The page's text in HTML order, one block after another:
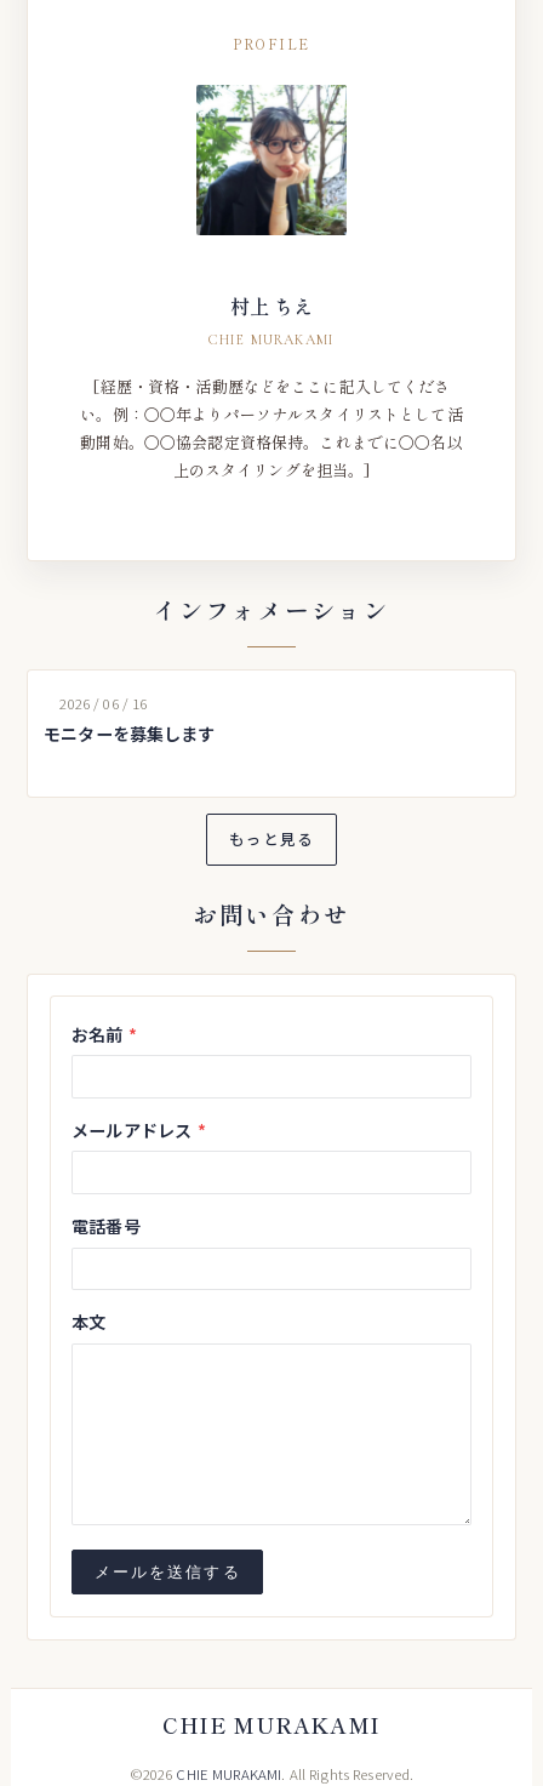
PROFILE
村上 ちえ
CHIE MURAKAMI
[経歴・資格・活動歴などをここに記入してくださ
い。例：〇〇年よりパーソナルスタイリストとして活
動開始。〇〇協会認定資格保持。これまでに〇〇名以
上のスタイリングを担当。]
インフォメーション
2026/06/ 16
モニターを募集します
もっと見る
お問い合わせ
お名前 *
メールアドレス *
電話番号
本文
CHIE MURAKAMI
©2026 CHIE MURAKAMI . All Rights Reserved.